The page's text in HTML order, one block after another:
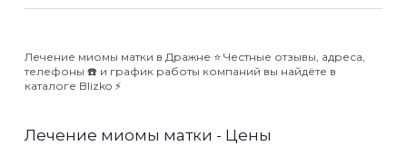
Лечение миомы матки в Дражне ⭐️ Честные отзывы, адреса,
телефоны ☎️ и график работы компаний вы найдёте в
каталоге Blizko ⚡️
Лечение миомы матки - Цены